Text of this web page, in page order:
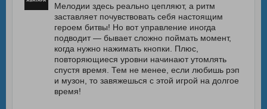
Мелодии здесь реально цепляют, а ритм
заставляет почувствовать себя настоящим
героем битвы! Но вот управление иногда
подводит — бывает сложно поймать момент,
когда нужно нажимать кнопки. Плюс,
повторяющиеся уровни начинают утомлять
спустя время. Тем не менее, если любишь рэп
и музон, то завяжешься с этой игрой на долгое
время!